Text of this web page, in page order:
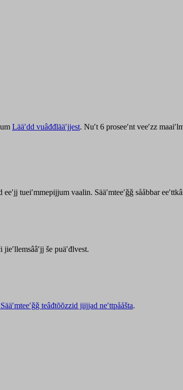
Lääʹdd vuâđđlääʹjjest. Nuʹt 6 proseeʹnt veeʹzz
tueiʹmmepijjum vaalin. Sääʹmteeʹǧǧ sååbbar
še puäʹđlvest.
teâđtõõzzid jiijjad neʹttpååšta.